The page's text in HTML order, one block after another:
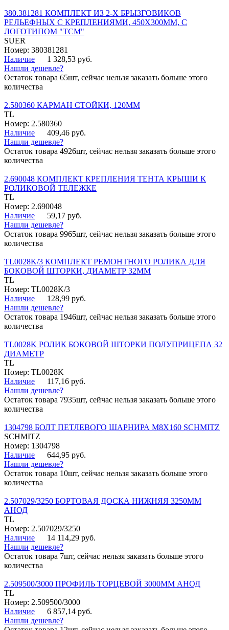
380.381281 КОМПЛЕКТ ИЗ 2-Х БРЫЗГОВИКОВ
РЕЛЬЕФНЫХ С КРЕПЛЕНИЯМИ, 450Х300ММ, С
ЛОГОТИПОМ "ТСМ"
SUER
Номер: 380381281
Наличие
1 328,53 руб.
Нашли дешевле?
Остаток товара 65шт, сейчас нельзя заказать больше этого
количества
2.580360 КАРМАН СТОЙКИ, 120ММ
TL
Номер: 2.580360
Наличие
409,46 руб.
Нашли дешевле?
Остаток товара 4926шт, сейчас нельзя заказать больше этого
количества
2.690048 КОМПЛЕКТ КРЕПЛЕНИЯ ТЕНТА КРЫШИ К
РОЛИКОВОЙ ТЕЛЕЖКЕ
TL
Номер: 2.690048
Наличие
59,17 руб.
Нашли дешевле?
Остаток товара 9965шт, сейчас нельзя заказать больше этого
количества
TL0028K/3 КОМПЛЕКТ РЕМОНТНОГО РОЛИКА ДЛЯ
БОКОВОЙ ШТОРКИ, ДИАМЕТР 32ММ
TL
Номер: TL0028K/3
Наличие
128,99 руб.
Нашли дешевле?
Остаток товара 1946шт, сейчас нельзя заказать больше этого
количества
TL0028K РОЛИК БОКОВОЙ ШТОРКИ ПОЛУПРИЦЕПА 32
ДИАМЕТР
TL
Номер: TL0028K
Наличие
117,16 руб.
Нашли дешевле?
Остаток товара 7935шт, сейчас нельзя заказать больше этого
количества
1304798 БОЛТ ПЕТЛЕВОГО ШАРНИРА М8Х160 SCHMITZ
SCHMITZ
Номер: 1304798
Наличие
644,95 руб.
Нашли дешевле?
Остаток товара 10шт, сейчас нельзя заказать больше этого
количества
2.507029/3250 БОРТОВАЯ ДОСКА НИЖНЯЯ 3250ММ
АНОД
TL
Номер: 2.507029/3250
Наличие
14 114,29 руб.
Нашли дешевле?
Остаток товара 7шт, сейчас нельзя заказать больше этого
количества
2.509500/3000 ПРОФИЛЬ ТОРЦЕВОЙ 3000ММ АНОД
TL
Номер: 2.509500/3000
Наличие
6 857,14 руб.
Нашли дешевле?